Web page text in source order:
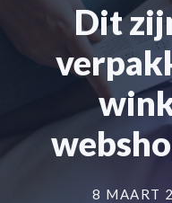
Dit
8 MAART